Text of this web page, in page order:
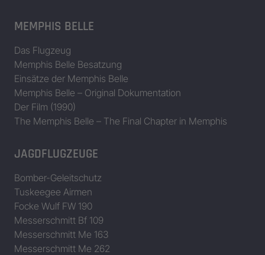
MEMPHIS BELLE
Das Flugzeug
Memphis Belle Besatzung
Einsätze der Memphis Belle
Memphis Belle – Original Dokumentation
Der Film (1990)
The Memphis Belle – The Final Chapter in Memphis
JAGDFLUGZEUGE
Bomber-Geleitschutz
Tuskeegee Airmen
Focke Wulf FW 190
Messerschmitt Bf 109
Messerschmitt Me 163
Messerschmitt Me 262